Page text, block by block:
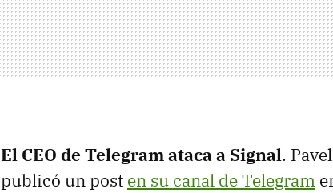
El CEO de Telegram ataca a Signal.
publicó un post en su canal de Telegram